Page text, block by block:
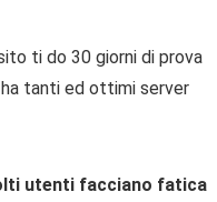
ti do 30 giorni di prova
tanti ed ottimi server
utenti facciano fatica